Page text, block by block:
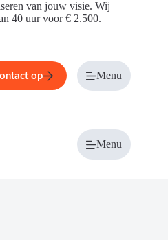
van jouw visie. Wij
40 uur voor € 2.500.
Service Over ons
op Menu
Menu